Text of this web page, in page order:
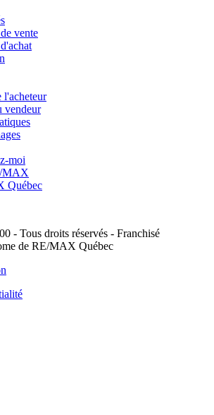
vente
l'acheteur
vendeur
moi
MAX
Québec
- Tous droits réservés - Franchisé
de RE/MAX Québec